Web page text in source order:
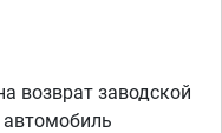
возврат заводской